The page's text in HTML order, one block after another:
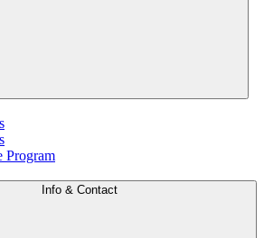
Program
Info & Contact